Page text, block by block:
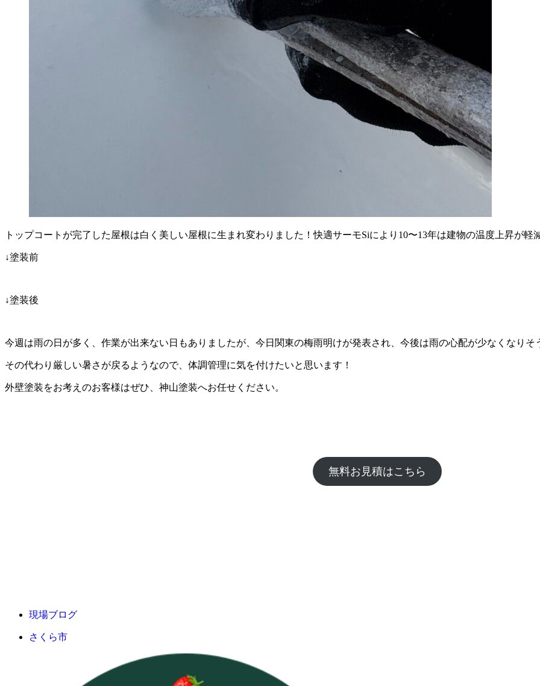
トップコートが完了した屋根は白く美しい屋根に生まれ変わりました！快適サーモSiにより10〜13年は建物の温度上昇が軽
↓塗装前
↓塗装後
今週は雨の日が多く、作業が出来ない日もありましたが、今日関東の梅雨明けが発表され、今後は雨の心配が少なくなりそ
その代わり厳しい暑さが戻るようなので、体調管理に気を付けたいと思います！
外壁塗装をお考えのお客様はぜひ、神山塗装へお任せください。
無料お見積はこちら
現場ブログ
さくら市